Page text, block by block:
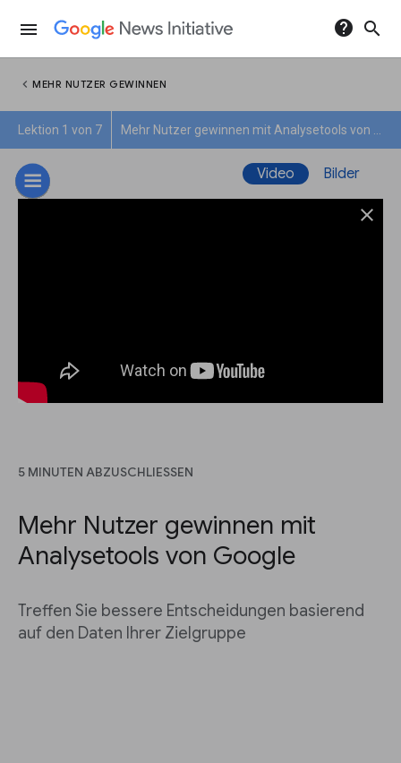
menu help search
chevron_left MEHR NUTZER GEWINNEN
Lektion 1 von 7
Video Bilder
close
5 MINUTEN ABZUSCHLIESSEN
Mehr Nutzer gewinnen mit
Analysetools von Google
Treffen Sie bessere Entscheidungen basierend
auf den Daten Ihrer Zielgruppe